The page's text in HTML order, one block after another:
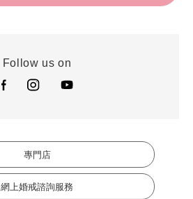
Follow us on
專門店
網上婚戒諮詢服務